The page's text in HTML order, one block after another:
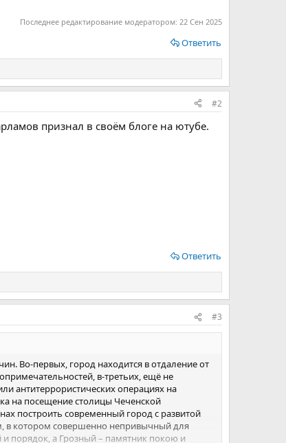
Последнее редактирование модератором: 22 Сен 2025
Ответить
#2
признал в своём блоге на ютубе.
Ответить
#3
Во-первых, город находится в отдаление от
в-третьих, ещё не
антитеррористических операциях на
на посещение столицы Чеченской
построить современный город с развитой
в котором совершенно непривычный для
порядок, а Грозный – памятник покою и